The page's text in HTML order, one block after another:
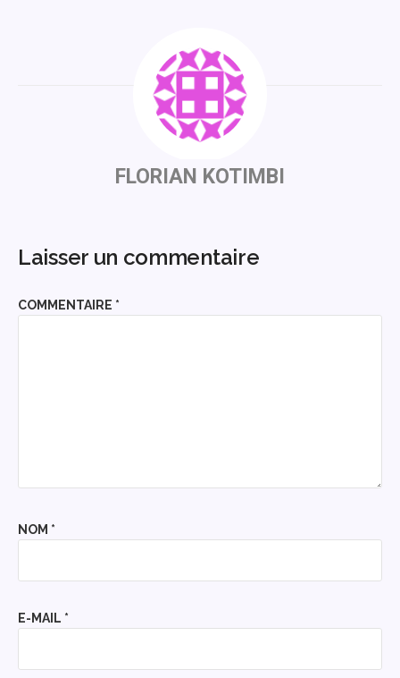
FLORIAN KOTIMBI
Laisser un commentaire
COMMENTAIRE *
NOM *
E-MAIL *